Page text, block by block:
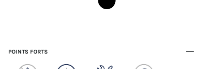
POINTS FORTS